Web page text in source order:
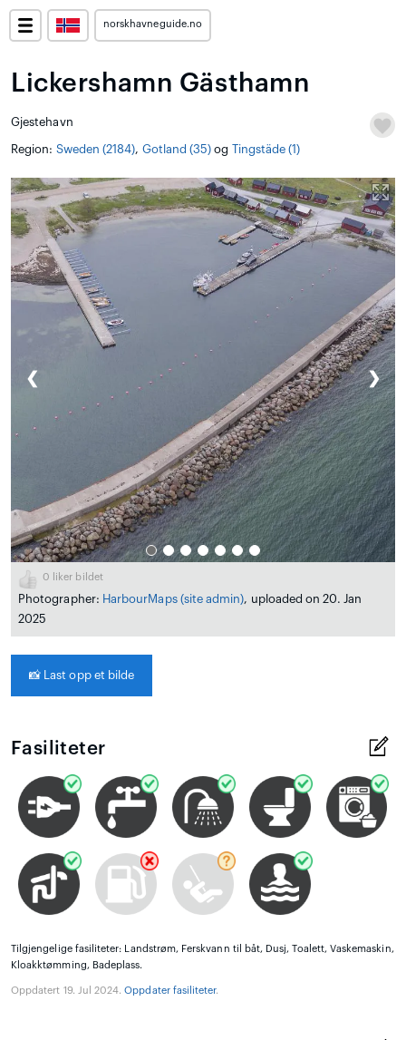
norskhavneguide.no
Lickershamn Gästhamn
Gjestehavn
Region: Sweden (2184), Gotland (35) og Tingstäde (1)
❮ ❯
0 liker bildet
Photographer: HarbourMaps (site admin), uploaded on 20. Jan
2025
📸 Last opp et bilde
Fasiliteter
Tilgjengelige fasiliteter: Landstrøm, Ferskvann til båt, Dusj, Toalett, Vaskemaskin,
Kloakktømming, Badeplass.
Oppdatert 19. Jul 2024.Oppdater fasiliteter.